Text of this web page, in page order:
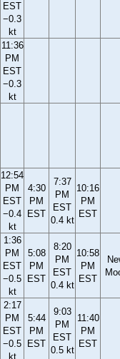
EST
−0.3
kt
11:36
PM
EST
−0.3
kt
12:54
PM
EST
−0.4
kt
4:30
PM
EST
7:37
PM
EST
0.4 kt
10:16
PM
EST
1:36
PM
EST
−0.5
kt
5:08
PM
EST
8:20
PM
EST
0.4 kt
10:58
PM
EST
2:17
PM
EST
−0.5
kt
5:44
PM
EST
9:03
PM
EST
0.5 kt
11:40
PM
EST